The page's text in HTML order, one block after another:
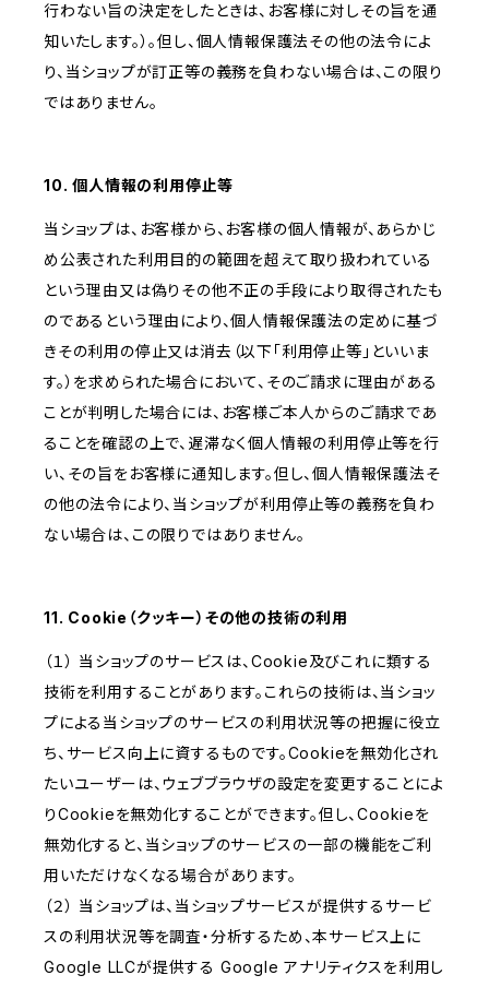
行わない旨の決定をしたときは、お客様に対しその旨を通
知いたします。）。但し、個人情報保護法その他の法令によ
り、当ショップが訂正等の義務を負わない場合は、この限り
ではありません。
10. 個人情報の利用停止等
当ショップは、お客様から、お客様の個人情報が、あらかじ
め公表された利用目的の範囲を超えて取り扱われている
という理由又は偽りその他不正の手段により取得されたも
のであるという理由により、個人情報保護法の定めに基づ
きその利用の停止又は消去（以下「利用停止等」といいま
す。）を求められた場合において、そのご請求に理由がある
ことが判明した場合には、お客様ご本人からのご請求であ
ることを確認の上で、遅滞なく個人情報の利用停止等を行
い、その旨をお客様に通知します。但し、個人情報保護法そ
の他の法令により、当ショップが利用停止等の義務を負わ
ない場合は、この限りではありません。
11. Cookie（クッキー）その他の技術の利用
（１） 当ショップのサービスは、Cookie及びこれに類する
技術を利用することがあります。これらの技術は、当ショッ
プによる当ショップのサービスの利用状況等の把握に役立
ち、サービス向上に資するものです。Cookieを無効化され
たいユーザーは、ウェブブラウザの設定を変更することによ
りCookieを無効化することができます。但し、Cookieを
無効化すると、当ショップのサービスの一部の機能をご利
用いただけなくなる場合があります。
（２） 当ショップは、当ショップサービスが提供するサービ
スの利用状況等を調査・分析するため、本サービス上に
Google LLCが提供する Google アナリティクスを利用し